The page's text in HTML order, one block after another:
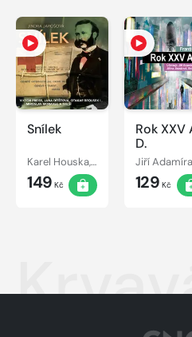
Snílek
Karel Houska, Otakar Brousek, Jindřiška Jarošová, Jana Dítětová, Viktor Preiss, Josef Chvalina, Miroslav Masopust, Petr Svojtka, Miroslav Moravec
149 Kč
Rok XXV
D.
129 Kč